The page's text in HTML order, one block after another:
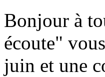
Bonjour à
écoute"
juin et une